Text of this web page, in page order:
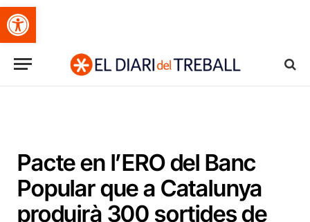
Obre la barra d'eines
Pacte en l’ERO del Banc
Popular que a Catalunya
produirà 300 sortides de